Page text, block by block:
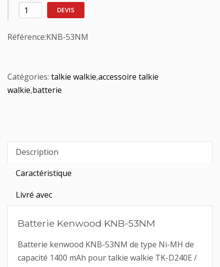
DEVIS
Référence:KNB-53NM
Catégories: talkie walkie,accessoire talkie
walkie,batterie
Description
Caractéristique
Livré avec
Batterie Kenwood KNB-53NM
Batterie kenwood KNB-53NM de type Ni-MH de
capacité 1400 mAh pour talkie walkie TK-D240E /